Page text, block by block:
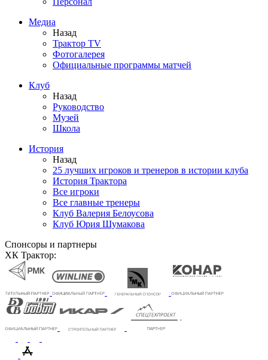
Медиа
Назад
Трактор TV
Фотогалерея
Официальные программы матчей
Клуб
Назад
Руководство
Музей
Школа
История
Назад
25 лучших игроков и тренеров в истории клуба
История Трактора
Все игроки
Все главные тренеры
Клуб Валерия Белоусова
Клуб Юрия Шумакова
Спонсоры и партнеры
ХК Трактор: